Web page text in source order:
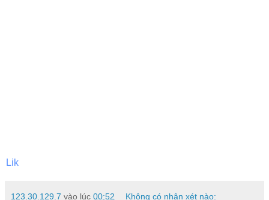
Lik
123.30.129.7 vào lúc 00:52 Không có nhận xét nào: